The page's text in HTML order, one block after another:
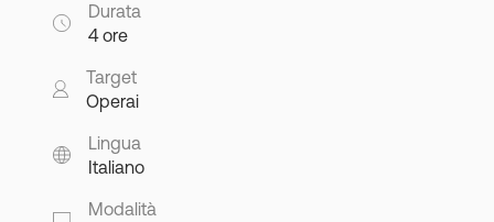
Durata
4 ore
Target
Operai
Lingua
Italiano
Modalità